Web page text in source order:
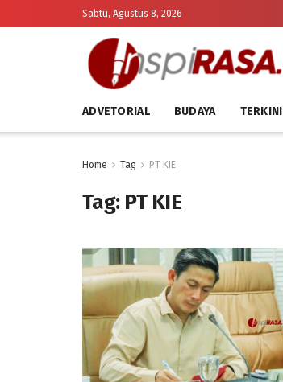
Sabtu, Agustus 8, 2026
ADVETORIAL BUDAYA TERKINI
Home Tag PT KIE
Tag: PT KIE